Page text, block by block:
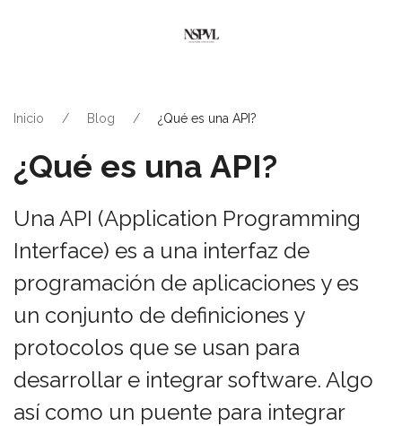
Inicio Blog ¿Qué es una API?
¿Qué es una API?
Una API (Application Programming
Interface) es a una interfaz de
programación de aplicaciones y es
un conjunto de definiciones y
protocolos que se usan para
desarrollar e integrar software. Algo
así como un puente para integrar